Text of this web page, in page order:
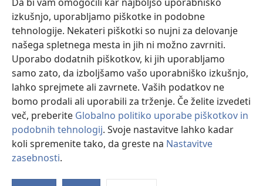
izkušnjo, uporabljamo piškotke in podobne
tehnologije. Nekateri piškotki so nujni za delovanje
našega spletnega mesta in jih ni možno zavrniti.
Uporabo dodatnih piškotkov, ki jih uporabljamo
samo zato, da izboljšamo vašo uporabniško izkušnjo,
lahko sprejmete ali zavrnete. Vaših podatkov ne
bomo prodali ali uporabili za trženje. Če želite izvedeti
več, preberite Globalno politiko uporabe piškotkov in
podobnih tehnologij. Svoje nastavitve lahko kadar
koli spremenite tako, da greste na Nastavitve
zasebnosti.
Watchtowerjeva SPLETNA KNJIŽNICA™
(odpre
novo
okno) JW Hub
(odpre
novo
okno)JW Library
Watchtower Library
Copyright© 2026 Watch Tower Bible and Tract Society of Pennsylvania.
POGOJI UPORABE